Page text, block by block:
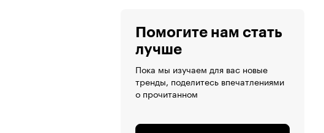
Помогите нам стать
лучше
Пока мы изучаем для вас новые
тренды, поделитесь впечатлениями
о прочитанном